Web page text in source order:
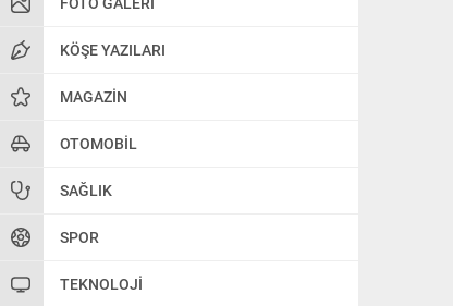
KÖŞE YAZILARI
MAGAZIN
OTOMOBIL
SAĞLIK
SPOR
TEKNOLOJI